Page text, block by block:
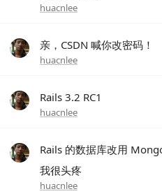
huacnlee
亲，CSDN 喊你改密码！
huacnlee
Rails 3.2 RC1
huacnlee
Rails 的数据库改用
我很头疼
huacnlee